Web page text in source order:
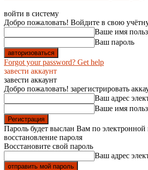
войти в систему
Добро пожаловать! Войдите в свою
Ваше имя
Ваш пароль
Forgot your password? Get help
завести аккаунт
завести аккаунт
Добро пожаловать! зарегистрировать
Ваш адрес
Ваше имя
Пароль будет выслан Вам по электронной
восстановление пароля
Восстановите свой пароль
Ваш адрес